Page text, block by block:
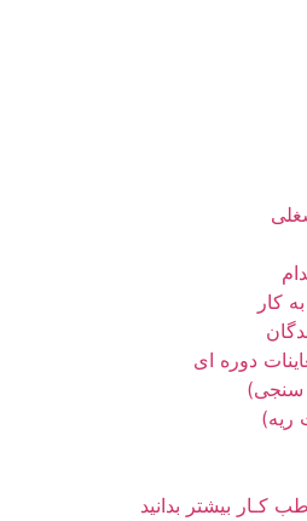
کار
دوره ای
سنجی)
ریه)
کـار بیشتر بدانید